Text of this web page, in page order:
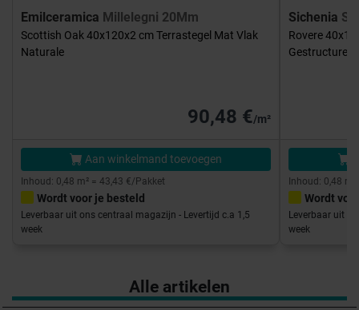
Emilceramica Millelegni 20Mm
Scottish Oak 40x120x2 cm Terrastegel Mat Vlak
Naturale
90,48 €/m²
Aan winkelmand toevoegen
Inhoud: 0,48 m² = 43,43 €/Pakket
Wordt voor je besteld
Leverbaar uit ons centraal magazijn - Levertijd c.a 1,5
week
Sichenia
Rovere
Inhoud: 0,48
Wordt
Leverbaar uit
week
Alle artikelen